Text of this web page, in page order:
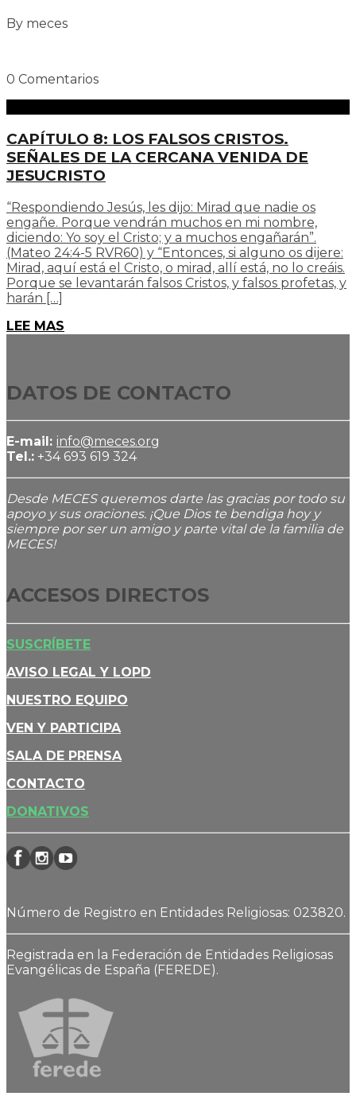
By meces
0 Comentarios
CAPÍTULO 8: LOS FALSOS CRISTOS.
SEÑALES DE LA CERCANA VENIDA DE
JESUCRISTO
“Respondiendo Jesús, les dijo: Mirad que nadie os
engañe. Porque vendrán muchos en mi nombre,
diciendo: Yo soy el Cristo; y a muchos engañarán”.
(Mateo 24:4-5 RVR60) y “Entonces, si alguno os dijere:
Mirad, aquí está el Cristo, o mirad, allí está, no lo creáis.
Porque se levantarán falsos Cristos, y falsos profetas, y
harán […]
LEE MAS
DATOS DE CONTACTO
E-mail: info@meces.org
Tel.: +34 693 619 324
Desde MECES queremos darte las gracias por todo su
apoyo y sus oraciones. ¡Que Dios te bendiga hoy y
siempre por ser un amigo y parte vital de la familia de
MECES!
ACCESOS DIRECTOS
SUSCRÍBETE
AVISO LEGAL Y LOPD
NUESTRO EQUIPO
VEN Y PARTICIPA
SALA DE PRENSA
CONTACTO
DONATIVOS
Número de Registro en Entidades Religiosas: 023820.
Registrada en la Federación de Entidades Religiosas
Evangélicas de España (FEREDE).